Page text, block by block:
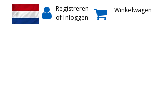
Registreren
of Inloggen
Winkelwagen